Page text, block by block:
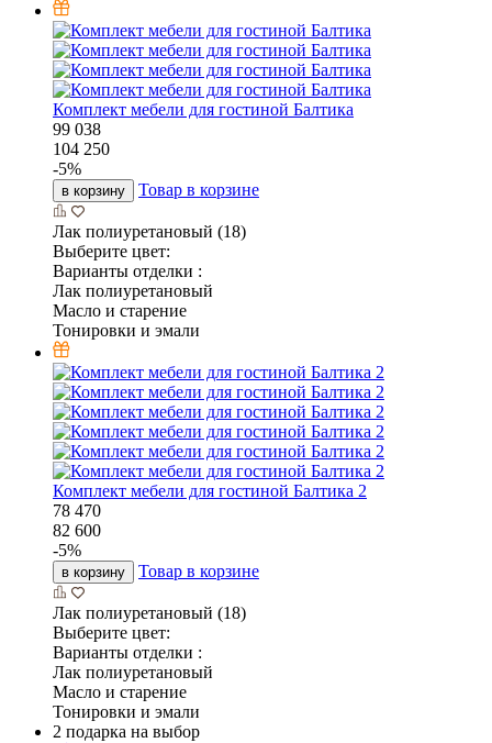
Комплект мебели для гостиной Балтика
99 038
104 250
-5%
в корзину Товар в корзине
Лак полиуретановый (18)
Выберите цвет:
Варианты отделки :
Лак полиуретановый
Масло и старение
Тонировки и эмали
Комплект мебели для гостиной Балтика 2
78 470
82 600
-5%
в корзину Товар в корзине
Лак полиуретановый (18)
Выберите цвет:
Варианты отделки :
Лак полиуретановый
Масло и старение
Тонировки и эмали
2 подарка на выбор